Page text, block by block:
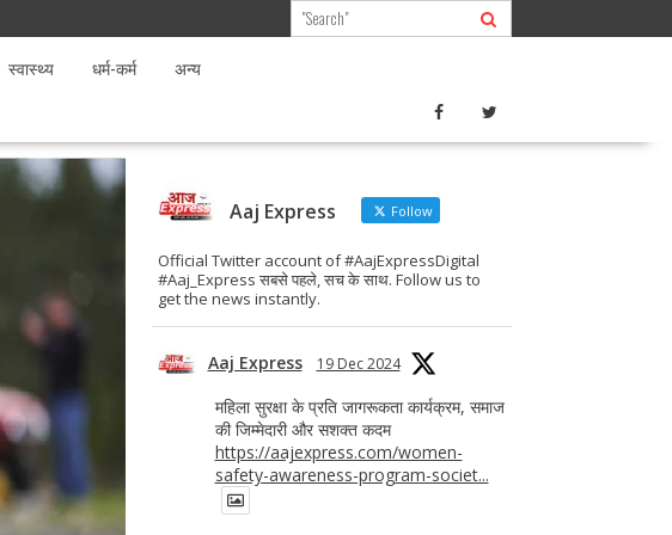
स्वास्थ्य धर्म-कर्म अन्य
Aaj Express Follow
Official Twitter account of #AajExpressDigital
#Aaj_Express सबसे पहले, सच के साथ. Follow us to
get the news instantly.
Aaj Express 19 Dec 2024
महिला सुरक्षा के प्रति जागरूकता कार्यक्रम, समाज
की जिम्मेदारी और सशक्त कदम
https://aajexpress.com/women-
safety-awareness-program-societ...